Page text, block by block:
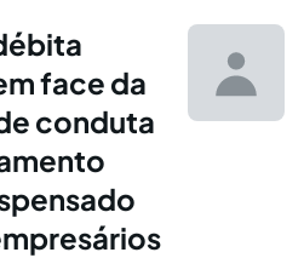
face da
conduta